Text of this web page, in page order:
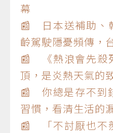
幕
📰 日本送補助、
齡駕駛隱憂頻傳，
📰 《熱浪會先殺
頂，是炎熱天氣的
📰 你總是存不到
習慣，看清生活的
📰 「不討厭也不